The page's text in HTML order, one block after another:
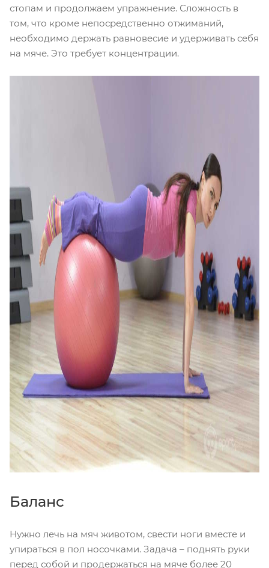
стопам и продолжаем упражнение. Сложность в
том, что кроме непосредственно отжиманий,
необходимо держать равновесие и удерживать себя
на мяче. Это требует концентрации.
Баланс
Нужно лечь на мяч животом, свести ноги вместе и
упираться в пол носочками. Задача – поднять руки
перед собой и продержаться на мяче более 20